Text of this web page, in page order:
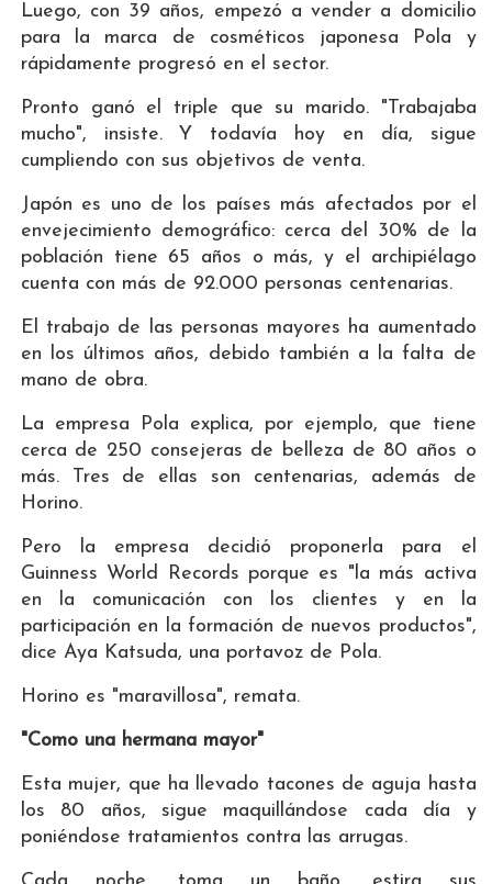
Luego, con 39 años, empezó a vender a domicilio
para la marca de cosméticos japonesa Pola y
rápidamente progresó en el sector.
Pronto ganó el triple que su marido. "Trabajaba
mucho", insiste. Y todavía hoy en día, sigue
cumpliendo con sus objetivos de venta.
Japón es uno de los países más afectados por el
envejecimiento demográfico: cerca del 30% de la
población tiene 65 años o más, y el archipiélago
cuenta con más de 92.000 personas centenarias.
El trabajo de las personas mayores ha aumentado
en los últimos años, debido también a la falta de
mano de obra.
La empresa Pola explica, por ejemplo, que tiene
cerca de 250 consejeras de belleza de 80 años o
más. Tres de ellas son centenarias, además de
Horino.
Pero la empresa decidió proponerla para el
Guinness World Records porque es "la más activa
en la comunicación con los clientes y en la
participación en la formación de nuevos productos",
dice Aya Katsuda, una portavoz de Pola.
Horino es "maravillosa", remata.
"Como una hermana mayor"
Esta mujer, que ha llevado tacones de aguja hasta
los 80 años, sigue maquillándose cada día y
poniéndose tratamientos contra las arrugas.